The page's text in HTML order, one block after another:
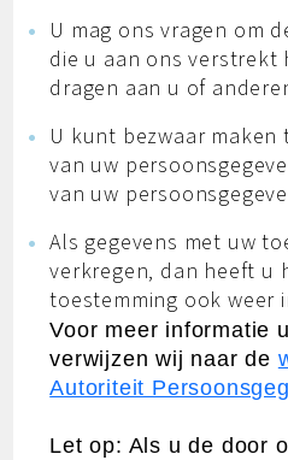
U mag ons vragen om
die u aan ons verstrekt
dragen aan u of
U kunt bezwaar maken
van uw
van uw
Als gegevens met uw
verkregen, dan heeft u
toestemming ook weer
Voor meer informatie
verwijzen wij naar de
Autoriteit
Let op: Als u de door